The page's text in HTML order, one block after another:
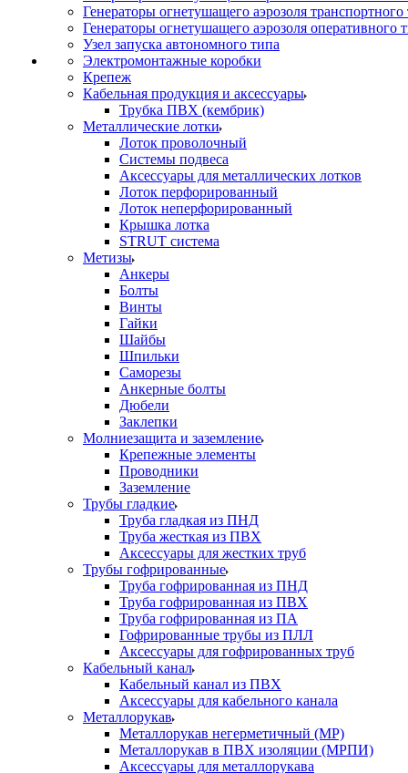
Генераторы огнетушащего аэрозоля транспортного
Генераторы огнетушащего аэрозоля оперативного
Узел запуска автономного типа
Электромонтажные коробки
Крепеж
Кабельная продукция и аксессуары
Трубка ПВХ (кембрик)
Металлические лотки
Лоток проволочный
Системы подвеса
Аксессуары для металлических лотков
Лоток перфорированный
Лоток неперфорированный
Крышка лотка
STRUT система
Метизы
Анкеры
Болты
Винты
Гайки
Шайбы
Шпильки
Саморезы
Анкерные болты
Дюбели
Заклепки
Молниезащита и заземление
Крепежные элементы
Проводники
Заземление
Трубы гладкие
Труба гладкая из ПНД
Труба жесткая из ПВХ
Аксессуары для жестких труб
Трубы гофрированные
Труба гофрированная из ПНД
Труба гофрированная из ПВХ
Труба гофрированная из ПА
Гофрированные трубы из ПЛЛ
Аксессуары для гофрированных труб
Кабельный канал
Кабельный канал из ПВХ
Аксессуары для кабельного канала
Металлорукав
Металлорукав негерметичный (МР)
Металлорукав в ПВХ изоляции (МРПИ)
Аксессуары для металлорукава